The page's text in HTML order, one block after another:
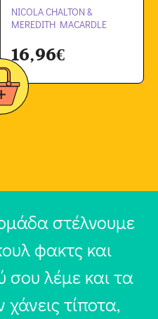
NICOLA CHALTON &
MEREDITH MACARDLE
16,96€
στέλνουμε
φακτς και
σου λέμε και τα
τίποτα,